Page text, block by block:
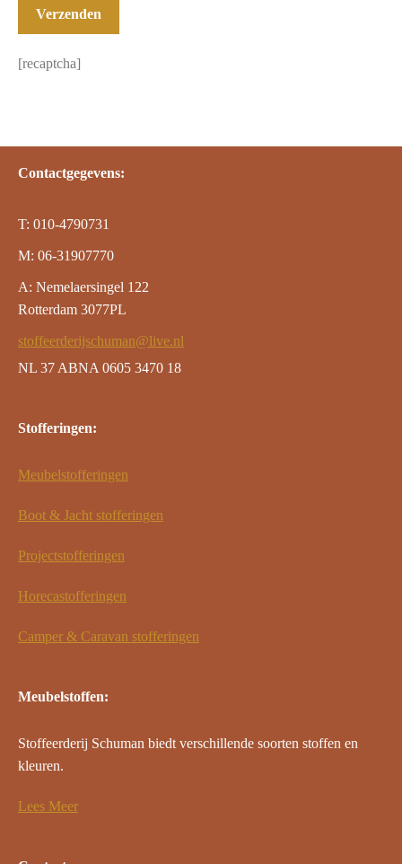
[recaptcha]
Contactgegevens:
T: 010-4790731
M: 06-31907770
A: Nemelaersingel 122
Rotterdam 3077PL
stoffeerderijschuman@live.nl
NL 37 ABNA 0605 3470 18
Stofferingen:
Meubelstofferingen
Boot & Jacht stofferingen
Projectstofferingen
Horecastofferingen
Camper & Caravan stofferingen
Meubelstoffen:
Stoffeerderij Schuman biedt verschillende soorten stoffen en
kleuren.
Lees Meer